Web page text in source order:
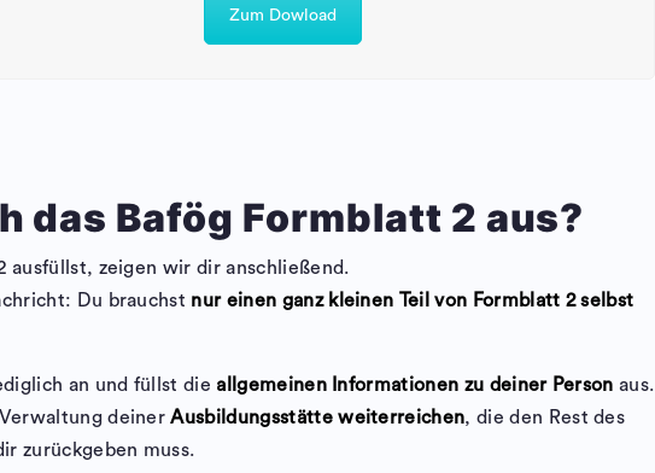
Zum Dowload
das Bafög Formblatt 2 aus?
ausfüllst, zeigen wir dir anschließend.
Du brauchst nur einen ganz kleinen Teil von Formblatt 2 selbst
an und füllst die allgemeinen Informationen zu deiner Person aus.
Verwaltung deinerAusbildungsstätte weiterreichen, die den Rest des
zurückgeben muss.